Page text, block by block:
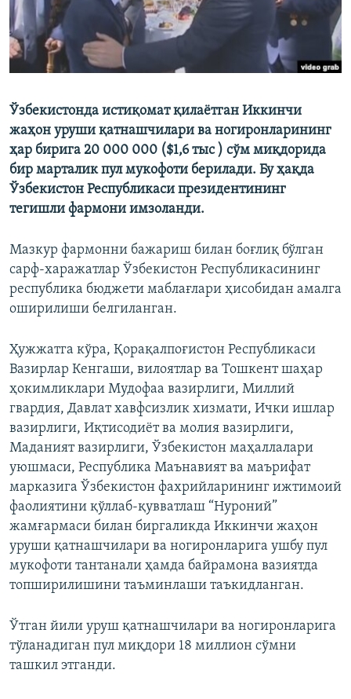
Ўзбекистонда истиқомат қилаётган Иккинчи
жаҳон уруши қатнашчилари ва ногиронларининг
ҳар бирига 20 000 000 ($1,6 тыс ) сўм миқдорида
бир марталик пул мукофоти берилади. Бу ҳақда
Ўзбекистон Республикаси президентининг
тегишли фармони имзоланди.
Мазкур фармонни бажариш билан боғлиқ бўлган
сарф-харажатлар Ўзбекистон Республикасининг
республика бюджети маблағлари ҳисобидан амалга
оширилиши белгиланган.
Ҳужжатга кўра, Қорақалпоғистон Республикаси
Вазирлар Кенгаши, вилоятлар ва Тошкент шаҳар
ҳокимликлари Мудофаа вазирлиги, Миллий
гвардия, Давлат хавфсизлик хизмати, Ички ишлар
вазирлиги, Иқтисодиёт ва молия вазирлиги,
Маданият вазирлиги, Ўзбекистон маҳаллалари
уюшмаси, Республика Маънавият ва маърифат
марказига Ўзбекистон фахрийларининг ижтимоий
фаолиятини қўллаб-қувватлаш “Нуроний”
жамғармаси билан биргаликда Иккинчи жаҳон
уруши қатнашчилари ва ногиронларига ушбу пул
мукофоти тантанали ҳамда байрамона вазиятда
топширилишини таъминлаши таъкидланган.
Ўтган йили уруш қатнашчилари ва ногиронларига
тўланадиган пул миқдори 18 миллион сўмни
ташкил этганди.